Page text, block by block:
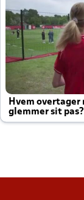
Hvem overtager
glemmer sit
altid til efter